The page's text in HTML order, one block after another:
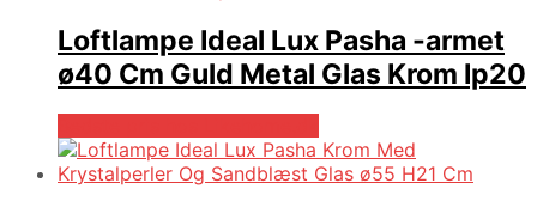
Loftlampe Ideal Lux Pasha -armet
ø40 Cm Guld Metal Glas Krom Ip20